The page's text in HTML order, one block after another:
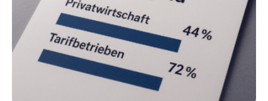
Städte Hamburg, München und Köln. Betrachtet man
hingegen die Existenzgründungsintensität – die Anzahl
der freiberuflichen Gründungen je…